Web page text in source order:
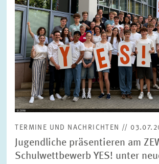
TERMINE UND NACHRICHTEN //
Jugendliche präsentieren am
Schulwettbewerb YES! unter